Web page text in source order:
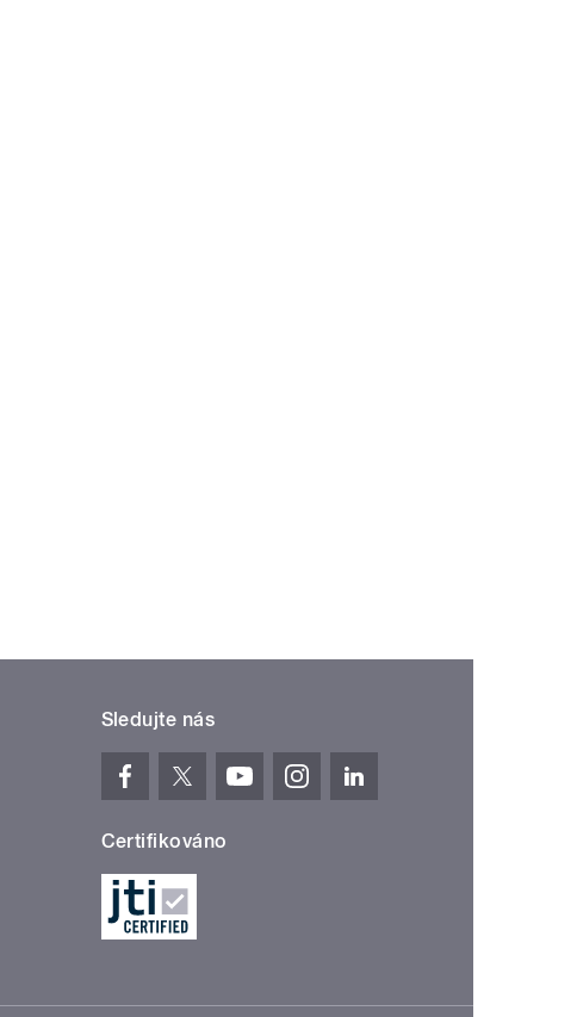
Sledujte nás
Certifikováno